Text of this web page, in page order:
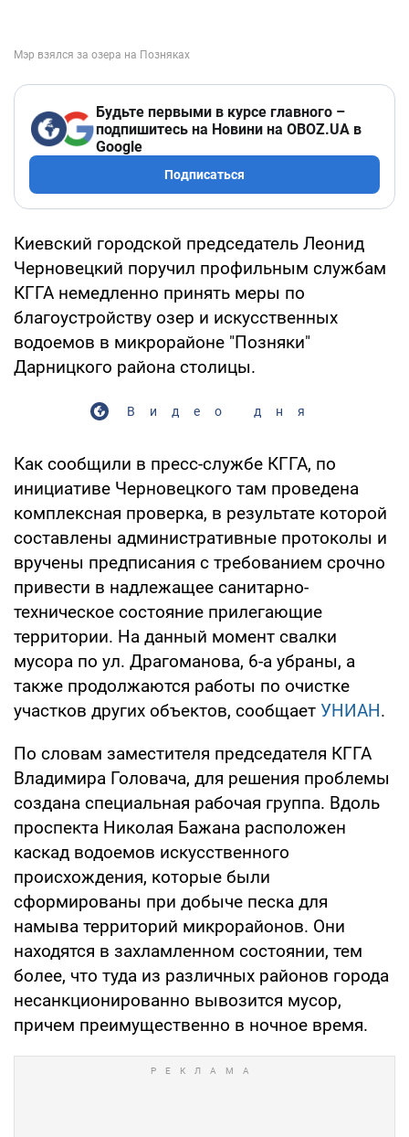
Будьте первыми в курсе главного –
подпишитесь на Новини на OBOZ.UA в
Google
Подписаться
Киевский городской председатель Леонид
Черновецкий поручил профильным службам
КГГА немедленно принять меры по
благоустройству озер и искусственных
водоемов в микрорайоне "Позняки"
Дарницкого района столицы.
Видео дня
Как сообщили в пресс-службе КГГА, по
инициативе Черновецкого там проведена
комплексная проверка, в результате которой
составлены административные протоколы и
вручены предписания с требованием срочно
привести в надлежащее санитарно-
техническое состояние прилегающие
территории. На данный момент свалки
мусора по ул. Драгоманова, 6-а убраны, а
также продолжаются работы по очистке
участков других объектов, сообщает УНИАН.
По словам заместителя председателя КГГА
Владимира Головача, для решения проблемы
создана специальная рабочая группа. Вдоль
проспекта Николая Бажана расположен
каскад водоемов искусственного
происхождения, которые были
сформированы при добыче песка для
намыва территорий микрорайонов. Они
находятся в захламленном состоянии, тем
более, что туда из различных районов города
несанкционированно вывозится мусор,
причем преимущественно в ночное время.